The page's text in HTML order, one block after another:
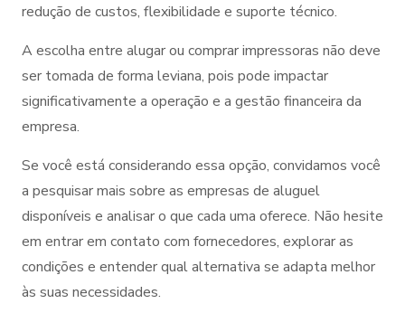
redução de custos, flexibilidade e suporte técnico.
A escolha entre alugar ou comprar impressoras não deve
ser tomada de forma leviana, pois pode impactar
significativamente a operação e a gestão financeira da
empresa.
Se você está considerando essa opção, convidamos você
a pesquisar mais sobre as empresas de aluguel
disponíveis e analisar o que cada uma oferece. Não hesite
em entrar em contato com fornecedores, explorar as
condições e entender qual alternativa se adapta melhor
às suas necessidades.